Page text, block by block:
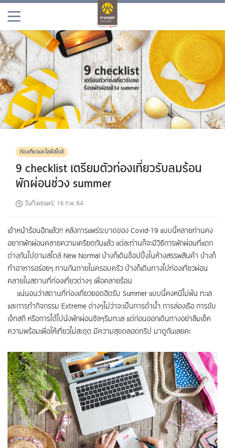
ผลิตภัณฑ์
โปรโมชัน
เพลินจิต
ข่าวสารและประชาสัมพันธ์
ท่องเที่ยวและไลฟ์สไตล์
9 checklist เตรียมตัวท่องเที่ยวรับลมร้อน​
พักผ่อนช่วง​ summer
วันที่เผยแพร่: 16 ก.พ. 64
เข้าหน้าร้อนอีกแล้ว!! หลังการแพร่ระบาดของ Covid-19 แบบนี้หลายท่านคง
อยากพักผ่อนคลายความเครียดกันแล้ว แต่ละท่านก็จะมีวิธีการพักผ่อนที่แตก
ต่างกันไปตามสไตล์ New Normal บ้างก็เดินช็อปปิ้งในห้างสรรพสินค้า บ้างก็
ทำอาหารอร่อยๆ ทานกันภายในครอบครัว บ้างก็เดินทางไปท่องเที่ยวผ่อน
คลายในสถานที่ท่องเที่ยวต่างๆ เพื่อคลายร้อน
แน่นอนว่าสถานที่ท่องเที่ยวยอดฮิตรับ Summer แบบนี้คงหนีไม่พ้น ทะเล
และการทำกิจกรรม Extreme ต่างๆไม่ว่าจะเป็นการดำน้ำ การล่องเรือ การขับ
เจ็ทสกี หรือการได้ไปนั่งพักผ่อนชิลๆริมทะเล แต่ก่อนออกเดินทางอย่าลืมเช็ค
ความพร้อมเพื่อให้เที่ยวไม่สะดุด มีความสุขตลอดทริป มาดูกันเลยคะ